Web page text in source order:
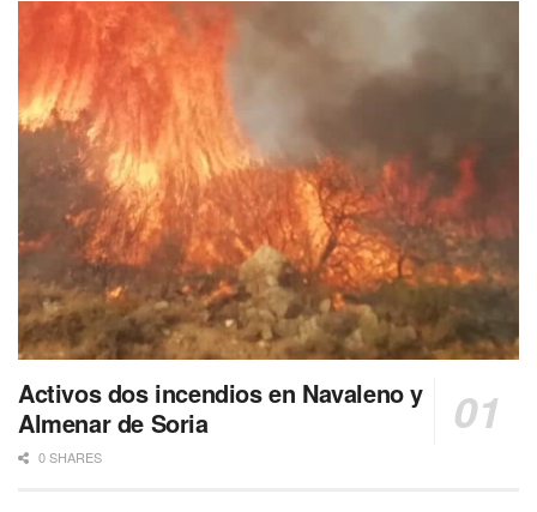
Activos dos incendios en Navaleno y
Almenar de Soria
0 SHARES